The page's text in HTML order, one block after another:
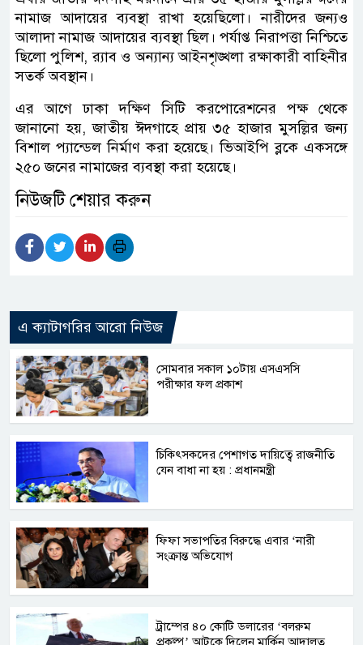
নামাজ আদায়ের ব্যবস্থা রাখা হয়েছিলো। নারীদের জন্যও
আলাদা নামাজ আদায়ের ব্যবস্থা ছিল। পর্যাপ্ত নিরাপত্তা নিশ্চিতে
ছিলো পুলিশ, র‌্যাব ও অন্যান্য আইনশৃঙ্খলা রক্ষাকারী বাহিনীর
সতর্ক অবস্থান।
এর আগে ঢাকা দক্ষিণ সিটি করপোরেশনের পক্ষ থেকে
জানানো হয়, জাতীয় ঈদগাহে প্রায় ৩৫ হাজার মুসল্লির জন্য
বিশাল প্যান্ডেল নির্মাণ করা হয়েছে। ভিআইপি ব্লকে একসঙ্গে
২৫০ জনের নামাজের ব্যবস্থা করা হয়েছে।
নিউজটি শেয়ার করুন
এ ক্যাটাগরির আরো নিউজ
সোমবার সকাল ১০টায় এসএসসি
পরীক্ষার ফল প্রকাশ
চিকিৎসকদের পেশাগত দায়িত্বে রাজনীতি
যেন বাধা না হয় : প্রধানমন্ত্রী
ফিফা সভাপতির বিরুদ্ধে এবার ‘নারী
সংক্রান্ত অভিযোগ
ট্রাম্পের ৪০ কোটি ডলারের ‘বলরুম
প্রকল্প’ আটকে দিলেন মার্কিন আদালত